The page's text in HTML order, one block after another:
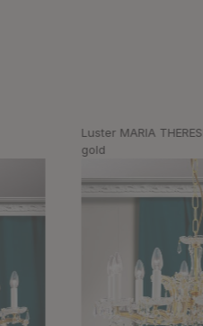
Luster MARIA
gold